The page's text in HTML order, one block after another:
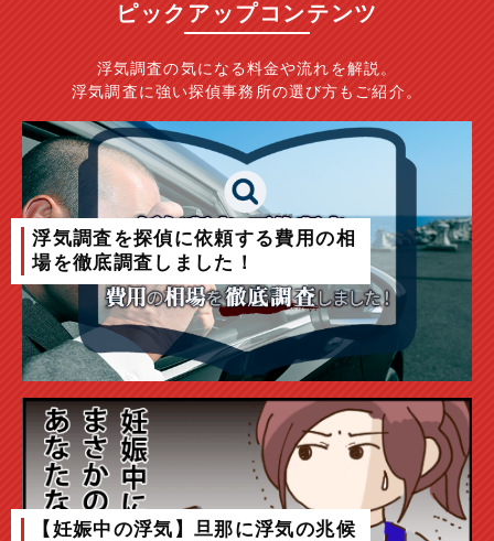
ピックアップコンテンツ
浮気調査の気になる料金や流れを解説。
浮気調査に強い探偵事務所の選び方もご紹介。
浮気調査を探偵に依頼する費用の相
場を徹底調査しました！
【妊娠中の浮気】旦那に浮気の兆候